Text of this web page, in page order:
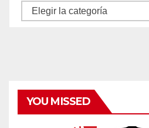
Autores
YOU MISSED